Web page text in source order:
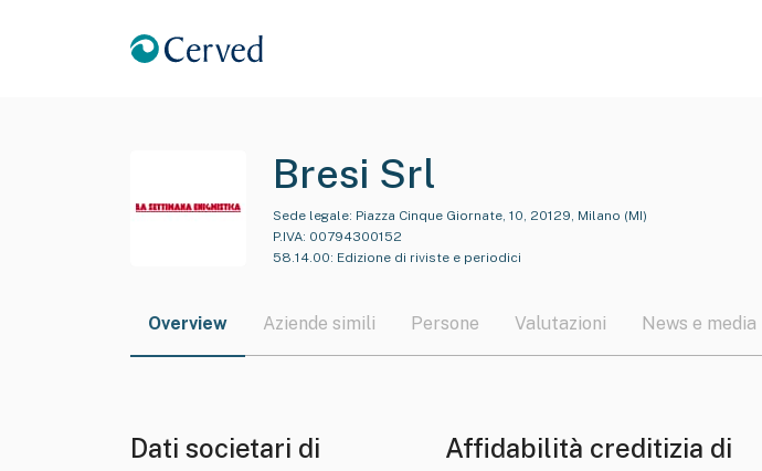
Bresi Srl
Sede legale: Piazza Cinque Giornate, 10, 20129, Milano (MI)
P.IVA: 00794300152
58.14.00: Edizione di riviste e periodici
Overview Aziende simili Persone Valutazioni News e media
Dati societari di
Affidabilità creditizia di